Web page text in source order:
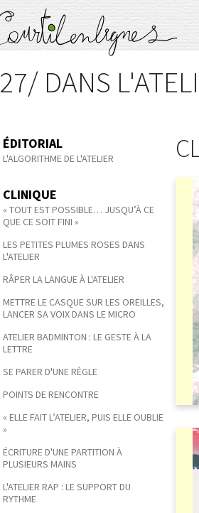
27/ DANS
ÉDITORIAL
L'ALGORITHME DE L'ATELIER
CLINIQUE
« TOUT EST POSSIBLE… JUSQU’À CE
QUE CE SOIT FINI »
LES PETITES PLUMES ROSES DANS
L'ATELIER
RÂPER LA LANGUE À L'ATELIER
METTRE LE CASQUE SUR LES OREILLES,
LANCER SA VOIX DANS LE MICRO
ATELIER BADMINTON : LE GESTE À LA
LETTRE
SE PARER D'UNE RÈGLE
POINTS DE RENCONTRE
« ELLE FAIT L’ATELIER, PUIS ELLE OUBLIE
»
ÉCRITURE D'UNE PARTITION À
PLUSIEURS MAINS
L'ATELIER RAP : LE SUPPORT DU
RYTHME